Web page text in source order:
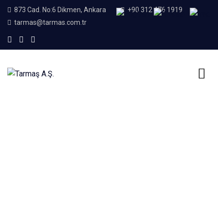
873 Cad. No:6 Dikmen, Ankara
+90 312 476 1919
tarmas@tarmas.com.tr